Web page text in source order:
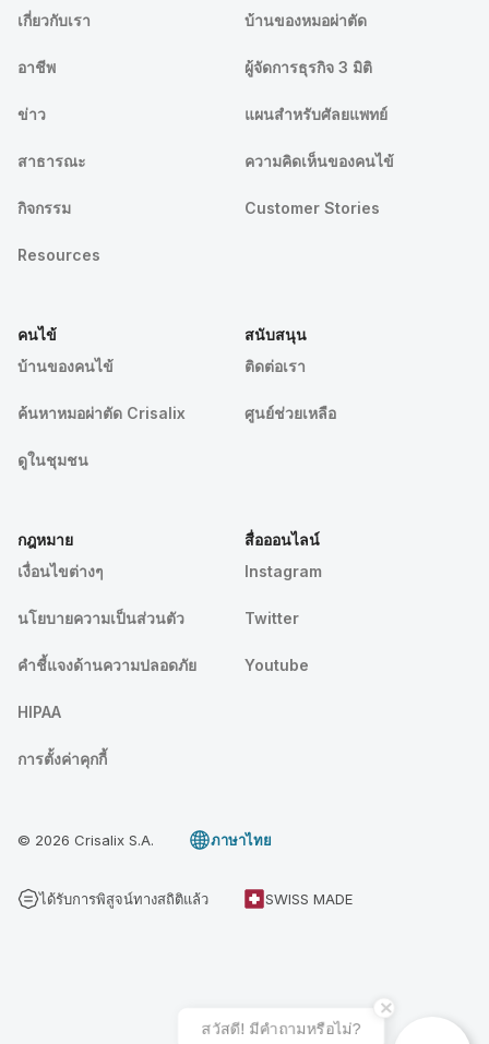
เกี่ยวกับเรา
อาชีพ
ข่าว
สาธารณะ
กิจกรรม
Resources
บ้านของหมอผ่าตัด
ผู้จัดการธุรกิจ 3 มิติ
แผนสำหรับศัลยแพทย์
ความคิดเห็นของคนไข้
Customer Stories
คนไข้
บ้านของคนไข้
ค้นหาหมอผ่าตัด Crisalix
ดูในชุมชน
สนับสนุน
ติดต่อเรา
ศูนย์ช่วยเหลือ
กฎหมาย
เงื่อนไขต่างๆ
นโยบายความเป็นส่วนตัว
คําชี้แจงด้านความปลอดภัย
HIPAA
การตั้งค่าคุกกี้
สื่อออนไลน์
Instagram
Twitter
Youtube
© 2026 Crisalix S.A. ภาษาไทย
ได้รับการพิสูจน์ทางสถิติแล้ว SWISS MADE
สวัสดี! มีคําถามหรือไม่?